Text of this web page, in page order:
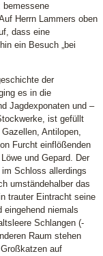
Herrn Lammers oben
dass eine
ein Besuch „bei
der
es in die
Jagdexponaten und –
ist gefüllt
Antilopen,
Furcht einflößenden
und Gepard. Der
Schloss allerdings
umständehalber das
trauter Eintracht seine
eingehend niemals
Schlangen (-
Raum stehen
auf